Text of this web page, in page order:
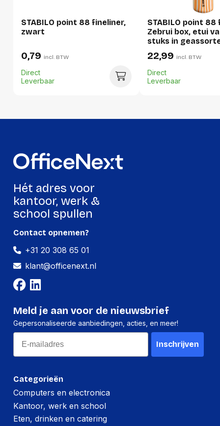
Breedte:
9 millimeter
Lengte:
167 millimeter
Gewicht:
6 gram
Hoogte:
178 millimeter
Gewicht:
STABILO point 88 fineliner,
zwart
0,79 incl. BTW
Direct
Leverbaar
STABILO point 88
Zebrui box, etui
stuks in
kleuren
22,99 incl. BTW
Direct
Leverbaar
Hét adres voor
kantoor, werk &
school spullen
Categorieën
Computers en electronica
Kantoor, werk en school
Eten, drinken en catering
Contact opnemen?
+31 20 308 65 01
klant@officenext.nl
Meld je aan voor de nieuwsbrief
Gepersonaliseerde aanbiedingen, acties, en meer!
Email
Inschrijven